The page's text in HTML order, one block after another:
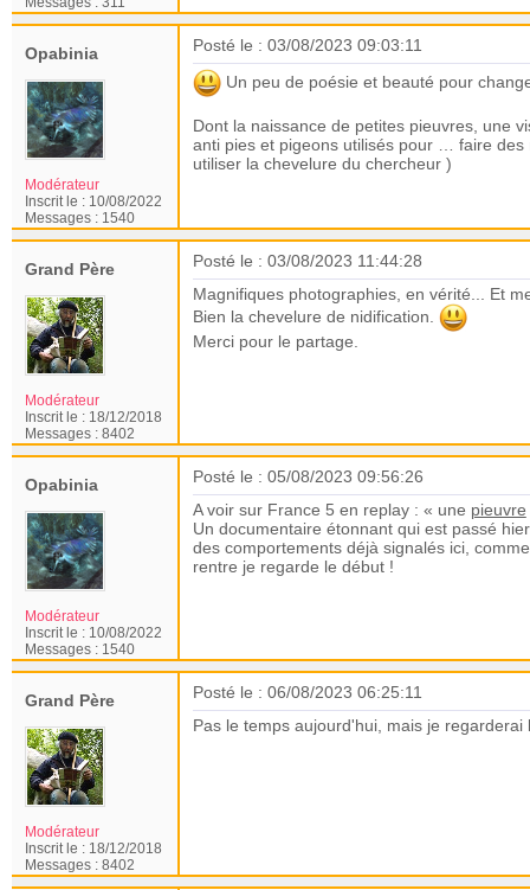
Opabinia
Modérateur
Inscrit le : 10/08/2022
Messages : 1540
Posté le : 03/08/2023 09:03:11
Un peu de poésie et beauté pour
Dont la naissance de petites pieuvres, une
anti pies et pigeons utilisés pour … faire des
utiliser la chevelure du chercheur )
Grand Père
Modérateur
Inscrit le : 18/12/2018
Messages : 8402
Posté le : 03/08/2023 11:44:28
Magnifiques photographies, en vérité... Et
Bien la chevelure de nidification.
Merci pour le partage.
Opabinia
Modérateur
Inscrit le : 10/08/2022
Messages : 1540
Posté le : 05/08/2023 09:56:26
A voir sur France 5 en replay : « une pieuvre
Un documentaire étonnant qui est passé
des comportements déjà signalés ici,
rentre je regarde le début !
Grand Père
Modérateur
Inscrit le : 18/12/2018
Messages : 8402
Posté le : 06/08/2023 06:25:11
Pas le temps aujourd'hui, mais je